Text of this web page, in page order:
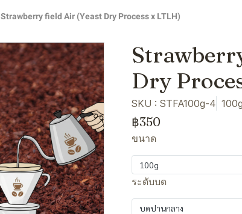
Strawberry field Air (Yeast Dry Process x LTLH)
Dry
SKU : STFA100g-4
฿350
ขนาด
100g
ระดับบด
บดปานกลาง